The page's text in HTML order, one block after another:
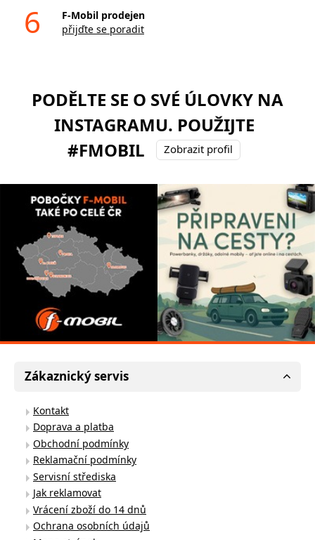
6
F-Mobil prodejen
přijďte se poradit
PODĚLTE SE O SVÉ ÚLOVKY NA
INSTAGRAMU. POUŽIJTE
#FMOBIL
Zobrazit profil
Zákaznický servis
Kontakt
Doprava a platba
Obchodní podmínky
Reklamační podmínky
Servisní střediska
Jak reklamovat
Vrácení zboží do 14 dnů
Ochrana osobních údajů